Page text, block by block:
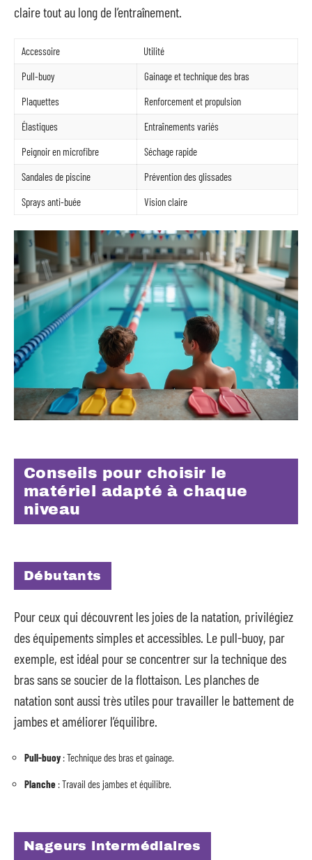
claire tout au long de l’entraînement.
Accessoire
Utilité
Pull-buoy
Gainage et technique des bras
Plaquettes
Renforcement et propulsion
Élastiques
Entraînements variés
Peignoir en microfibre
Séchage rapide
Sandales de piscine
Prévention des glissades
Sprays anti-buée
Vision claire
Conseils pour choisir le
matériel adapté à chaque
niveau
Débutants
Pour ceux qui découvrent les joies de la natation, privilégiez
des équipements simples et accessibles. Le pull-buoy, par
exemple, est idéal pour se concentrer sur la technique des
bras sans se soucier de la flottaison. Les planches de
natation sont aussi très utiles pour travailler le battement de
jambes et améliorer l’équilibre.
Pull-buoy : Technique des bras et gainage.
Planche : Travail des jambes et équilibre.
Nageurs intermédiaires